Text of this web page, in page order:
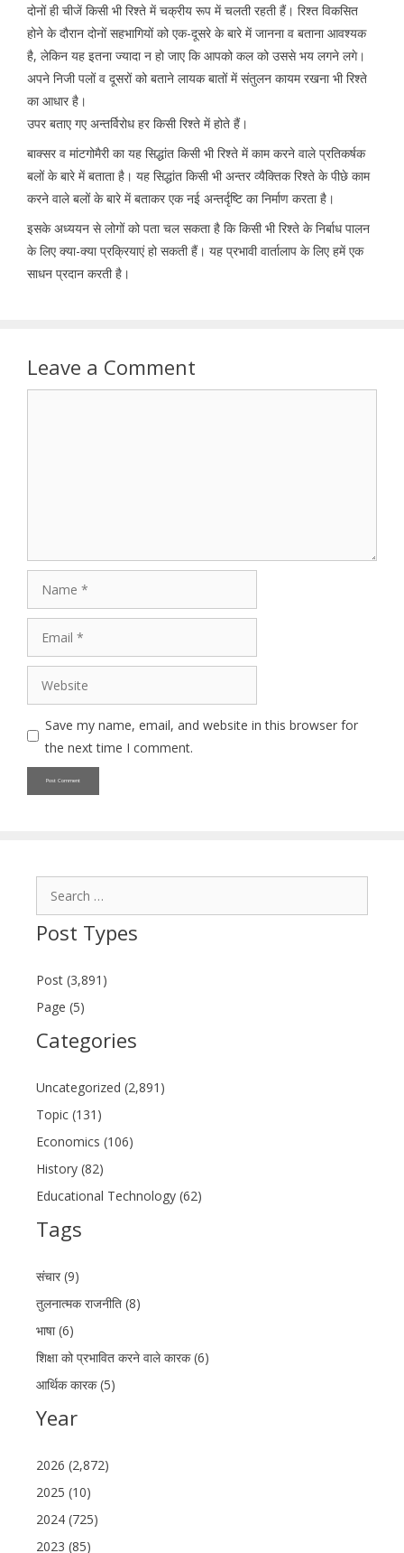
दोनों ही चीजें किसी भी रिश्ते में चक्रीय रूप में चलती रहती हैं। रिश्त विकसित
होने के दौरान दोनों सहभागियों को एक-दूसरे के बारे में जानना व बताना आवश्यक
है, लेकिन यह इतना ज्यादा न हो जाए कि आपको कल को उससे भय लगने लगे।
अपने निजी पलों व दूसरों को बताने लायक बातों में संतुलन कायम रखना भी रिश्ते
का आधार है।
उपर बताए गए अन्तर्विरोध हर किसी रिश्ते में होते हैं।
बाक्सर व मांटगोमैरी का यह सिद्धांत किसी भी रिश्ते में काम करने वाले प्रतिकर्षक
बलों के बारे में बताता है। यह सिद्धांत किसी भी अन्तर व्यैक्तिक रिश्ते के पीछे काम
करने वाले बलों के बारे में बताकर एक नई अन्तर्दृष्टि का निर्माण करता है।
इसके अध्ययन से लोगों को पता चल सकता है कि किसी भी रिश्ते के निर्बाध पालन
के लिए क्या-क्या प्रक्रियाएं हो सकती हैं। यह प्रभावी वार्तालाप के लिए हमें एक
साधन प्रदान करती है।
Leave a Comment
Save my name, email, and website in this browser for
the next time I comment.
Post Types
Post (3,891)
Page (5)
Categories
Uncategorized (2,891)
Topic (131)
Economics (106)
History (82)
Educational Technology (62)
Tags
संचार (9)
तुलनात्मक राजनीति (8)
भाषा (6)
शिक्षा को प्रभावित करने वाले कारक (6)
आर्थिक कारक (5)
Year
2026 (2,872)
2025 (10)
2024 (725)
2023 (85)